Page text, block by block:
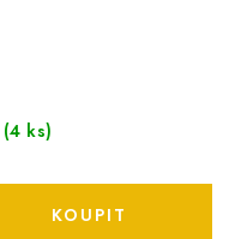
(4 ks)